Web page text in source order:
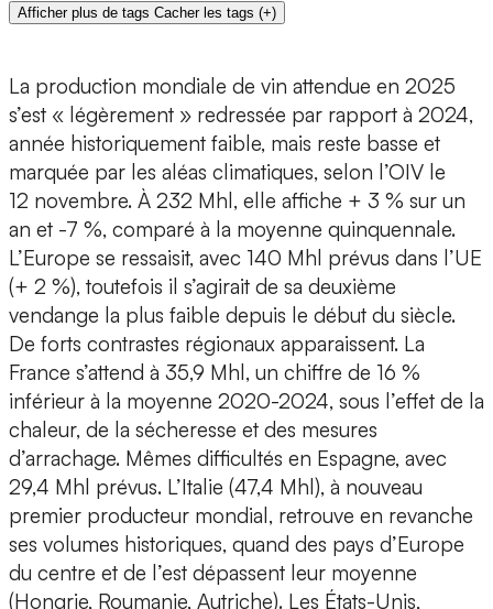
Afficher plus de tags Cacher les tags (+)
La production mondiale de vin attendue en 2025
s’est « légèrement » redressée par rapport à 2024,
année historiquement faible, mais reste basse et
marquée par les aléas climatiques, selon l’OIV le
12 novembre. À 232 Mhl, elle affiche + 3 % sur un
an et -7 %, comparé à la moyenne quinquennale.
L’Europe se ressaisit, avec 140 Mhl prévus dans l’UE
(+ 2 %), toutefois il s’agirait de sa deuxième
vendange la plus faible depuis le début du siècle.
De forts contrastes régionaux apparaissent. La
France s’attend à 35,9 Mhl, un chiffre de 16 %
inférieur à la moyenne 2020-2024, sous l’effet de la
chaleur, de la sécheresse et des mesures
d’arrachage. Mêmes difficultés en Espagne, avec
29,4 Mhl prévus. L’Italie (47,4 Mhl), à nouveau
premier producteur mondial, retrouve en revanche
ses volumes historiques, quand des pays d’Europe
du centre et de l’est dépassent leur moyenne
(Hongrie, Roumanie, Autriche). Les États-Unis,